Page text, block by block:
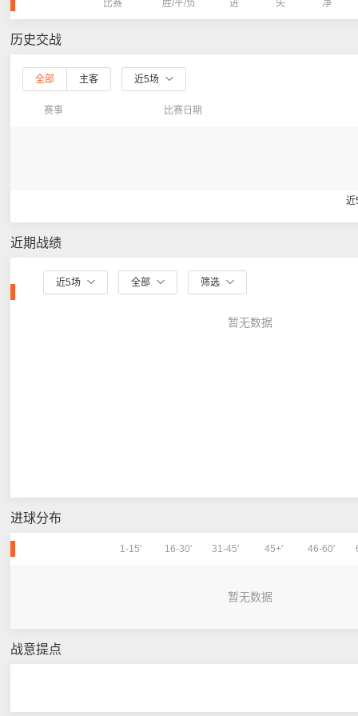
比赛 胜/平/负 进 失 净
历史交战
全部 主客 近5场
赛事 比赛日期
近
近期战绩
近5场 全部 筛选
暂无数据
进球分布
1-15' 16-30' 31-45' 45+' 46-60'
暂无数据
战意提点